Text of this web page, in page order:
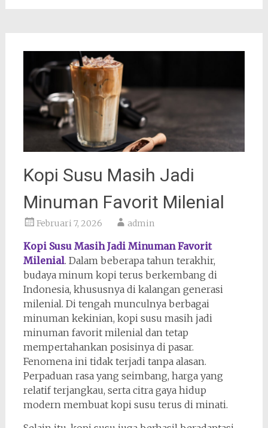
Kopi Susu Masih Jadi
Minuman Favorit Milenial
Februari 7, 2026 admin
Kopi Susu Masih Jadi Minuman Favorit
Milenial. Dalam beberapa tahun terakhir,
budaya minum kopi terus berkembang di
Indonesia, khususnya di kalangan generasi
milenial. Di tengah munculnya berbagai
minuman kekinian, kopi susu masih jadi
minuman favorit milenial dan tetap
mempertahankan posisinya di pasar.
Fenomena ini tidak terjadi tanpa alasan.
Perpaduan rasa yang seimbang, harga yang
relatif terjangkau, serta citra gaya hidup
modern membuat kopi susu terus di minati.